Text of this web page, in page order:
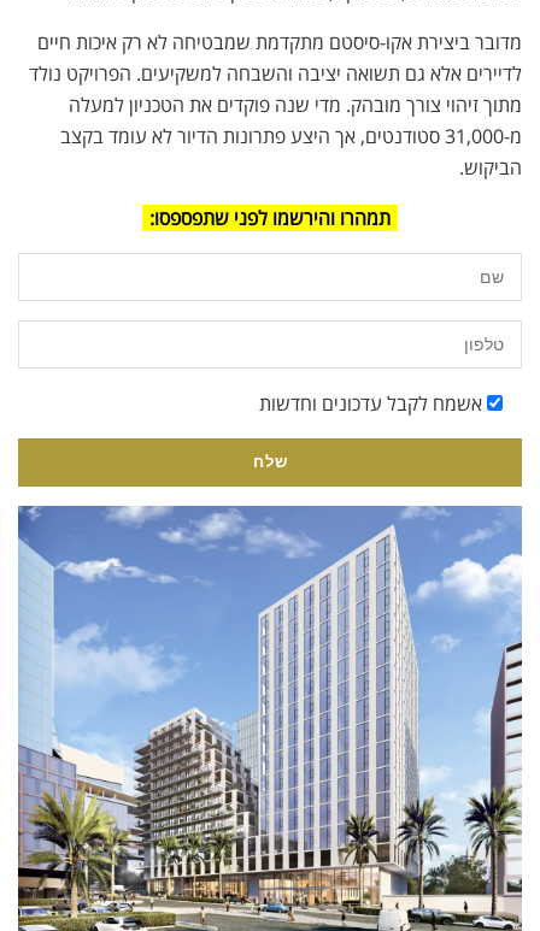
מדובר ביצירת אקו-סיסטם מתקדמת שמבטיחה לא רק איכות חיים
לדיירים אלא גם תשואה יציבה והשבחה למשקיעים. הפרויקט נולד
מתוך זיהוי צורך מובהק. מדי שנה פוקדים את הטכניון למעלה
מ-31,000 סטודנטים, אך היצע פתרונות הדיור לא עומד בקצב
הביקוש.
תמהרו והירשמו לפני שתפספסו:
אשמח לקבל עדכונים וחדשות